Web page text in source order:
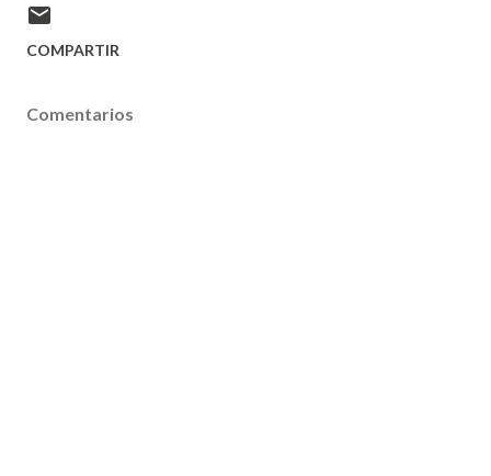
COMPARTIR
Comentarios